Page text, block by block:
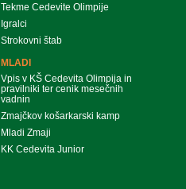
Tekme Cedevite Olimpije
Igralci
Strokovni štab
MLADI
Vpis v KŠ Cedevita Olimpija in
pravilniki ter cenik mesečnih
vadnin
Zmajčkov košarkarski kamp
Mladi Zmaji
KK Cedevita Junior